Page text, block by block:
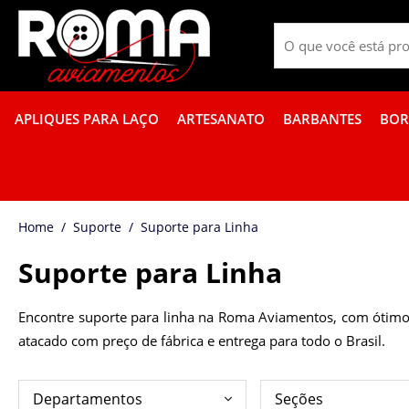
APLIQUES PARA LAÇO ARTESANATO BARBANTES
Suporte Suporte para Linha
Suporte para Linha
Encontre suporte para linha na Roma Aviamentos, com
atacado com preço de fábrica e entrega para todo o Brasil.